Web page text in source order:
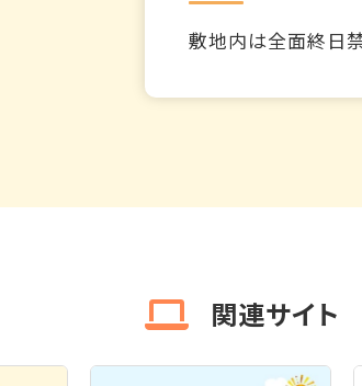
敷地内は全面終日禁
関連サイト